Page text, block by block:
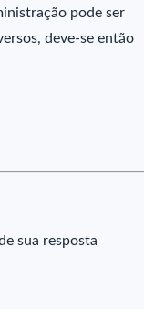
pode ser
deve-se então
sua resposta